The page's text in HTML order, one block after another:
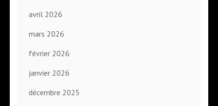
avril 2026
mars 2026
février 2026
janvier 2026
décembre 2025